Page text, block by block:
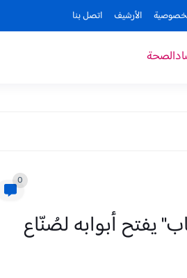
الأرشيف اتصل بنا
الصحة
0
يفتح أبوابه لصُنّاع